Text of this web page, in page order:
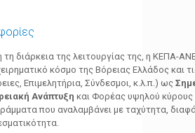
τη διάρκεια της λειτουργίας της, η ΚΕΠΑ-
κόσμο της Βόρειας Ελλάδος και
Επιμελητήρια, Σύνδεσμοι, κ.λ.π.) ως
Ανάπτυξη και Φορέας υψηλού κύρους
που αναλαμβάνει με ταχύτητα,